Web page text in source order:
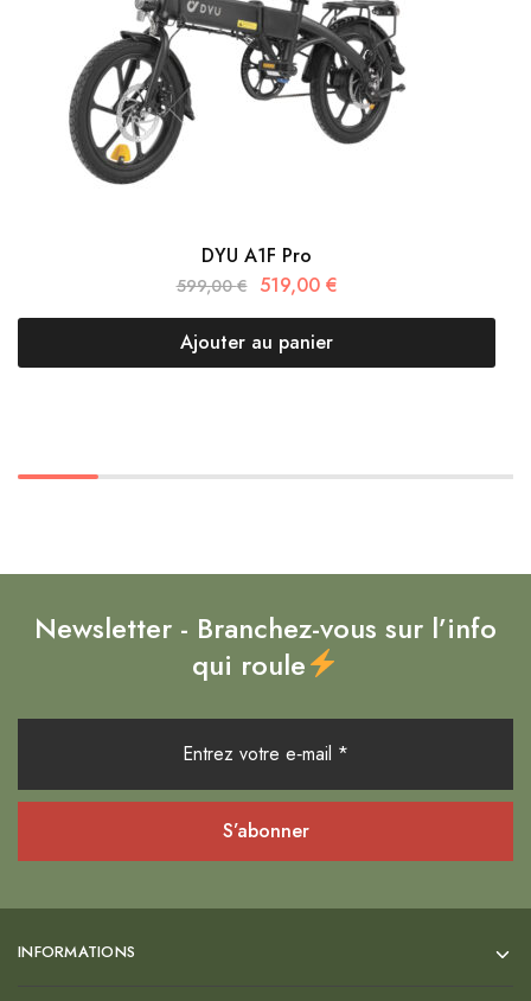
DYU A1F Pro
599,00€ 519,00 €
Ajouter au panier
Newsletter - Branchez-vous sur l’info
qui roule
INFORMATIONS